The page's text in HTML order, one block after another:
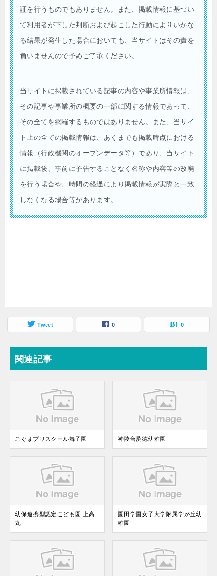
証を行うものでもありません。また、掲載情報に基づい
て利用者が下した判断および起こした行動によりいかな
る結果が発生した場合においても、当サイトはその責を
負いませんので予めご了承ください。
当サイトに掲載されている記事の内容や事業所情報は、
その記事や事業所の概要の一部に関する情報であって、
その全てを網羅するものではありません。また、当サイ
ト上の全ての掲載情報は、あくまでも掲載時点における
情報（行政機関のオープンデータ等）であり、当サイト
に掲載後、事前に予告することなく名称や内容等の改廃
を行う場合や、時間の経過により掲載情報が実際と一致
しなくなる場合等があります。
Tweet 0 0
関連記事
こぐまプリスクール舞子園 神陵台愛徳幼稚園
幼保連携型認定こども園 上高
丸
園田学園女子大学附属学が丘幼
稚園